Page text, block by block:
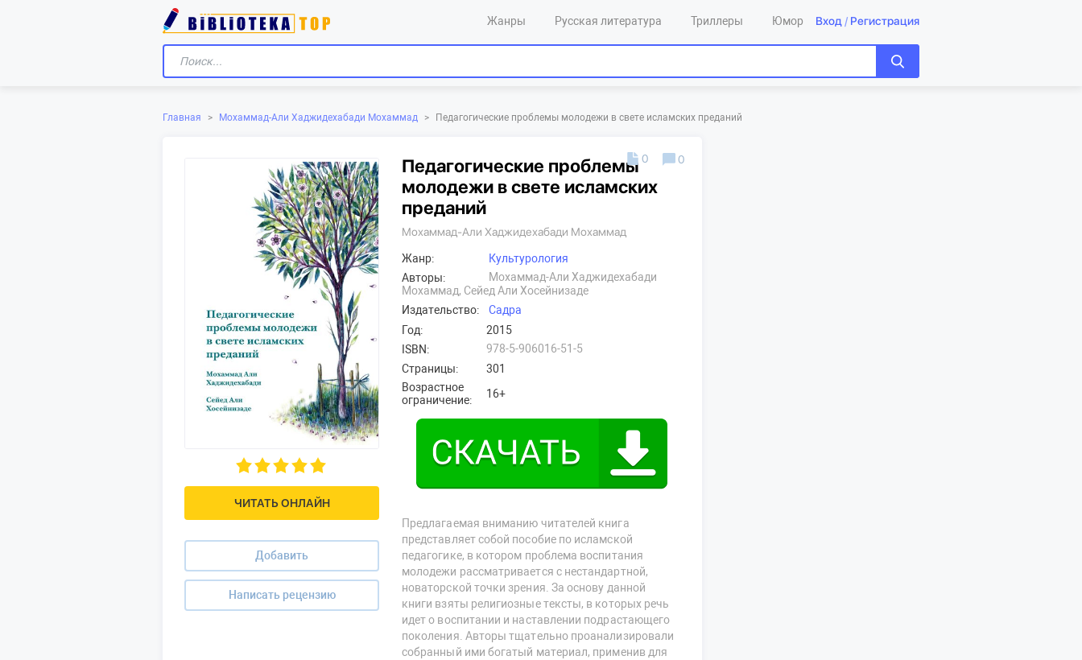
Жанры Русская литература Триллеры Юмор Вход / Регистрация
Главная > Мохаммад-Али Хаджидехабади Мохаммад > Педагогические проблемы молодежи в свете исламских преданий
ЧИТАТЬ ОНЛАЙН
Добавить
Написать рецензию
Педагогические проблемы
молодежи в свете исламских
преданий
Мохаммад-Али Хаджидехабади Мохаммад
Жанр:
Культурология
Авторы:
Мохаммад-Али Хаджидехабади
Мохаммад, Сейед Али Хосейнизаде
Издательство:
Садра
Год:
2015
ISBN:
978-5-906016-51-5
Страницы:
301
Возрастное
ограничение:
16+
Предлагаемая вниманию читателей книга
представляет собой пособие по исламской
педагогике, в котором проблема воспитания
молодежи рассматривается с нестандартной,
новаторской точки зрения. За основу данной
книги взяты религиозные тексты, в которых речь
идет о воспитании и наставлении подрастающего
поколения. Авторы тщательно проанализировали
собранный ими богатый материал, применив для
0 0